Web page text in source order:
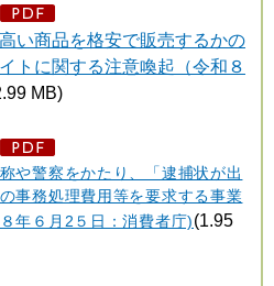
い商品を格安で販売するかの
トに関する注意喚起（令和８
MB)
や警察をかたり、「逮捕状が出
事務処理費用等を要求する事業
年６月2５日：消費者庁)(1.95